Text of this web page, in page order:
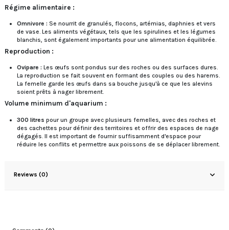
Régime alimentaire :
Omnivore : Se nourrit de granulés, flocons, artémias, daphnies et vers
de vase. Les aliments végétaux, tels que les spirulines et les légumes
blanchis, sont également importants pour une alimentation équilibrée.
Reproduction :
Ovipare : Les œufs sont pondus sur des roches ou des surfaces dures.
La reproduction se fait souvent en formant des couples ou des harems.
La femelle garde les œufs dans sa bouche jusqu'à ce que les alevins
soient prêts à nager librement.
Volume minimum d'aquarium :
300 litres pour un groupe avec plusieurs femelles, avec des roches et
des cachettes pour définir des territoires et offrir des espaces de nage
dégagés. Il est important de fournir suffisamment d'espace pour
réduire les conflits et permettre aux poissons de se déplacer librement.
Reviews (0)